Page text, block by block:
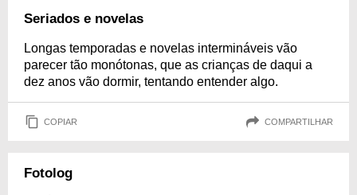
Seriados e novelas
Longas temporadas e novelas intermináveis vão
parecer tão monótonas, que as crianças de daqui a
dez anos vão dormir, tentando entender algo.
COPIAR COMPARTILHAR
Fotolog